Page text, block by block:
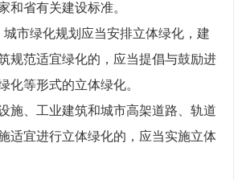
和省有关建设标准。
绿化规划应当安排立体绿化，建
规范适宜绿化的，应当提倡与鼓励进
化等形式的立体绿化。
、工业建筑和城市高架道路、轨道
适宜进行立体绿化的，应当实施立体